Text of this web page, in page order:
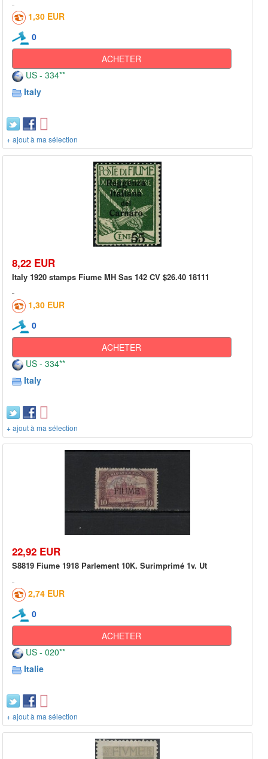
1,30 EUR
0
ACHETER
US - 334**
Italy
+ ajout à ma sélection
8,22 EUR
Italy 1920 stamps Fiume MH Sas 142 CV $26.40 18111
1,30 EUR
0
ACHETER
US - 334**
Italy
+ ajout à ma sélection
22,92 EUR
S8819 Fiume 1918 Parlement 10K. Surimprimé 1v. Ut
2,74 EUR
0
ACHETER
US - 020**
Italie
+ ajout à ma sélection